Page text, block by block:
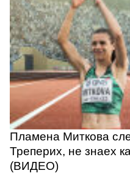
Пламена Миткова
Треперих, не знаех
(ВИДЕО)